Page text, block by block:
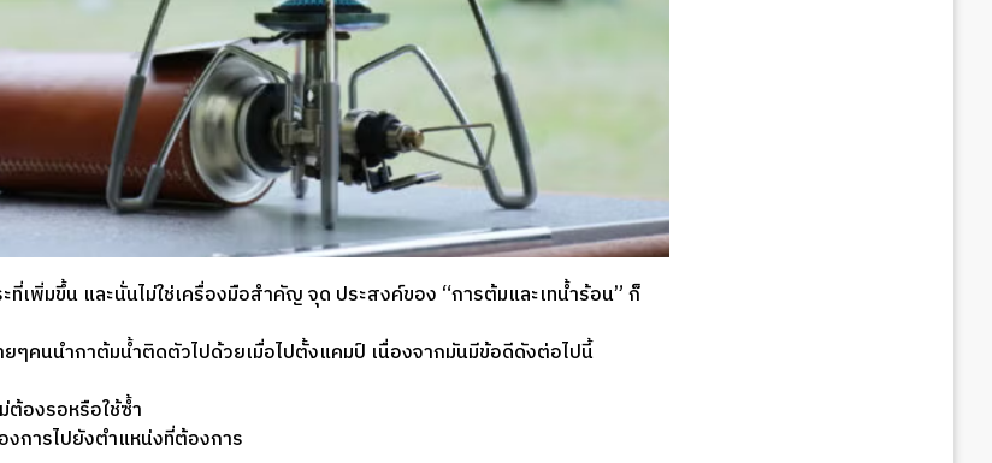
ที่เพิ่มขึ้น และนั่นไม่ใช่เครื่องมือสำคัญ จุด ประสงค์ของ “การต้มและเทน้ำร้อน” ก็
ยๆคนนำกาต้มน้ำติดตัวไปด้วยเมื่อไปตั้งแคมป์ เนื่องจากมันมีข้อดีดังต่อไปนี้
ต้องรอหรือใช้ซ้ำ
การไปยังตำแหน่งที่ต้องการ